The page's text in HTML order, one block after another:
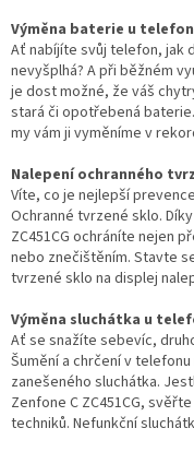
Výměna baterie u
Ať nabíjíte svůj telefon, jak
nevyšplhá? A při běžném
je dost možné, že váš
stará či opotřebená
my vám ji vyměníme v
Nalepení ochranného
Víte, co je nejlepší
Ochranné tvrzené sklo.
ZC451CG ochráníte nejen
nebo znečištěním. Stavte
tvrzené sklo na displej
Výměna sluchátka u
Ať se snažíte sebevíc,
Šumění a chrčení v
zanešeného sluchátka.
Zenfone C ZC451CG,
techniků. Nefunkční